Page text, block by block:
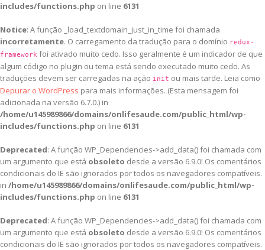
includes/functions.php on line 6131
Notice: A função _load_textdomain_just_in_time foi chamada
incorretamente. O carregamento da tradução para o domínio redux-
framework foi ativado muito cedo. Isso geralmente é um indicador de que
algum código no plugin ou tema está sendo executado muito cedo. As
traduções devem ser carregadas na ação init ou mais tarde. Leia como
Depurar o WordPress para mais informações. (Esta mensagem foi
adicionada na versão 6.7.0.) in
/home/u145989866/domains/onlifesaude.com/public_html/wp-
includes/functions.php on line 6131
Deprecated: A função WP_Dependencies->add_data() foi chamada com
um argumento que está obsoleto desde a versão 6.9.0! Os comentários
condicionais do IE são ignorados por todos os navegadores compatíveis.
in /home/u145989866/domains/onlifesaude.com/public_html/wp-
includes/functions.php on line 6131
Deprecated: A função WP_Dependencies->add_data() foi chamada com
um argumento que está obsoleto desde a versão 6.9.0! Os comentários
condicionais do IE são ignorados por todos os navegadores compatíveis.